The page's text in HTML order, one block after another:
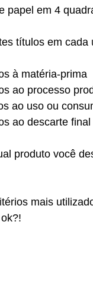
papel em 4
títulos em cada
à matéria-prima
ao processo
ao uso ou
ao descarte final
produto você
mais